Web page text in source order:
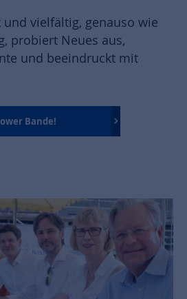
und vielfältig, genauso wie
probiert Neues aus,
und beeindruckt mit
Bande!